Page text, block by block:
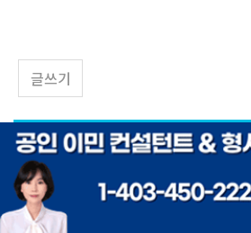
글쓰기